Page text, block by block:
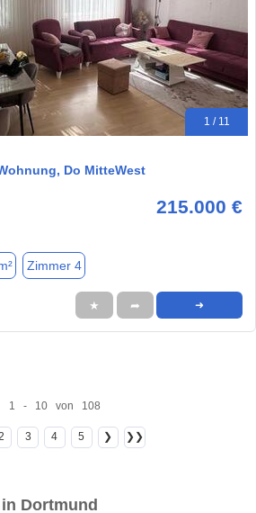
1 / 11
Do MitteWest
215.000 €
Zimmer 4
★ ➦ ➜
1 - 10 von 108
3 4 5 ❯ ❯❯
Dortmund